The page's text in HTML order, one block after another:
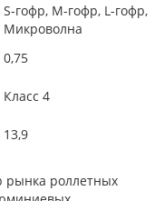
S-гофр, М-гофр, L-гофр,
Микроволна
0,75
Класс 4
13,9
рынка роллетных